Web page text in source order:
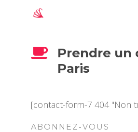
Appuyez sur "Entrée" pour
recherche
Prendre un
Paris
[contact-form-7 404 "Non
ABONNEZ-VOUS